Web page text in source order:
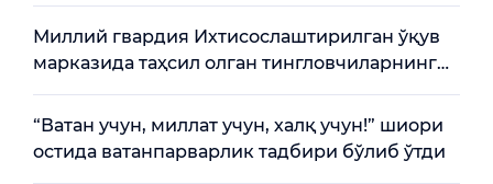
Миллий гвардия Ихтисослаштирилган ўқув
марказида таҳсил олган тингловчиларнинг
навбатдаги битирувига бағишланган
тантанали маросим бўлиб ўтди
“Ватан учун, миллат учун, халқ учун!” шиори
остида ватанпарварлик тадбири бўлиб ўтди